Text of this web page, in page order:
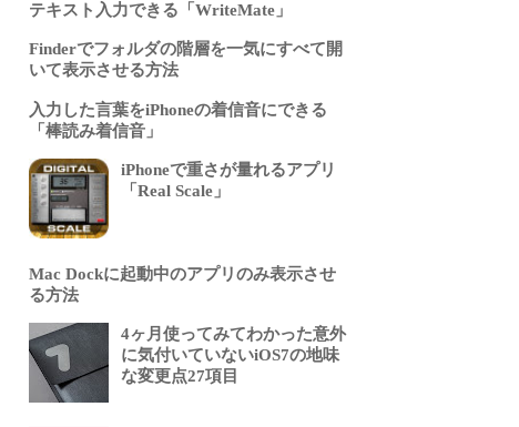
テキスト入力できる「WriteMate」
Finderでフォルダの階層を一気にすべて開
いて表示させる方法
入力した言葉をiPhoneの着信音にできる
「棒読み着信音」
iPhoneで重さが量れるアプリ
「Real Scale」
Mac Dockに起動中のアプリのみ表示させ
る方法
4ヶ月使ってみてわかった意外
に気付いていないiOS7の地味
な変更点27項目